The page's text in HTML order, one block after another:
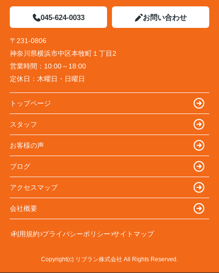
045-624-0033 お問い合わせ
〒231-0806
神奈川県横浜市中区本牧町１丁目2
営業時間： 10:00～18:00
定休日： 木曜日・日曜日
トップページ
スタッフ
お客様の声
ブログ
アクセスマップ
会社概要
利用規約 プライバシーポリシー サイトマップ
Copyright(c) リブラン株式会社 All Rights Reserved.